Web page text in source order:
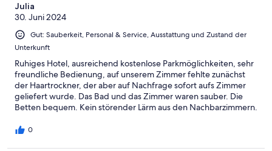
Julia
30. Juni 2024
Gut: Sauberkeit, Personal & Service, Ausstattung und Zustand der
Unterkunft
Ruhiges Hotel, ausreichend kostenlose Parkmöglichkeiten, sehr
freundliche Bedienung, auf unserem Zimmer fehlte zunächst
der Haartrockner, der aber auf Nachfrage sofort aufs Zimmer
geliefert wurde. Das Bad und das Zimmer waren sauber. Die
Betten bequem. Kein störender Lärm aus den Nachbarzimmern.
0